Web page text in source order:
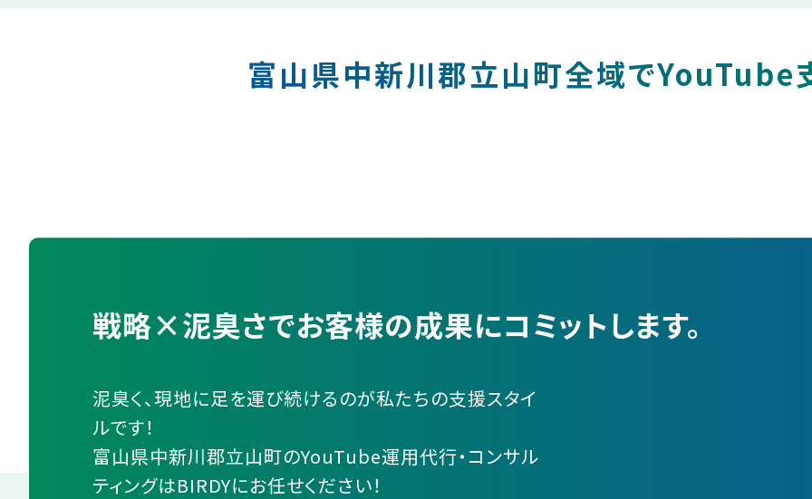
富山県中新川郡立山町全域でYouTube
戦略×泥臭さでお客様の成果にコミットします。
泥臭く、現地に足を運び続けるのが私たちの支援スタイ
ルです！
富山県中新川郡立山町のYouTube運用代行・コンサル
ティングはBIRDYにお任せください！